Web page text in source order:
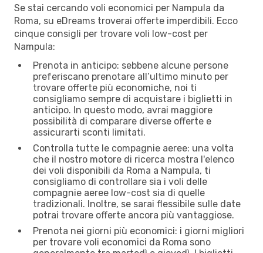
Se stai cercando voli economici per Nampula da
Roma, su eDreams troverai offerte imperdibili. Ecco
cinque consigli per trovare voli low-cost per
Nampula:
Prenota in anticipo: sebbene alcune persone
preferiscano prenotare all’ultimo minuto per
trovare offerte più economiche, noi ti
consigliamo sempre di acquistare i biglietti in
anticipo. In questo modo, avrai maggiore
possibilità di comparare diverse offerte e
assicurarti sconti limitati.
Controlla tutte le compagnie aeree: una volta
che il nostro motore di ricerca mostra l'elenco
dei voli disponibili da Roma a Nampula, ti
consigliamo di controllare sia i voli delle
compagnie aeree low-cost sia di quelle
tradizionali. Inoltre, se sarai flessibile sulle date
potrai trovare offerte ancora più vantaggiose.
Prenota nei giorni più economici: i giorni migliori
per trovare voli economici da Roma sono